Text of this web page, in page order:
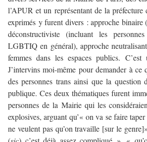
l’APUR et un représentant de la
exprimés y furent divers : approche binaire
déconstructiviste (incluant les
LGBTIQ en général), approche
femmes dans les espaces publics.
J’intervins moi-même pour demander à ce
des personnes trans ainsi que la
publique. Ces deux thématiques furent
personnes de la Mairie qui les
explosives, arguant qu’« on va se faire
ne veulent pas qu’on travaille [sur le